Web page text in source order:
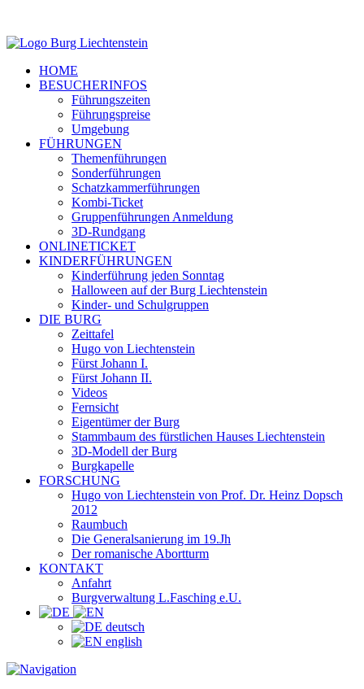
HOME
BESUCHERINFOS
Führungszeiten
Führungspreise
Umgebung
FÜHRUNGEN
Themenführungen
Sonderführungen
Schatzkammerführungen
Kombi-Ticket
Gruppenführungen Anmeldung
3D-Rundgang
ONLINETICKET
KINDERFÜHRUNGEN
Kinderführung jeden Sonntag
Halloween auf der Burg Liechtenstein
Kinder- und Schulgruppen
DIE BURG
Zeittafel
Hugo von Liechtenstein
Fürst Johann I.
Fürst Johann II.
Videos
Fernsicht
Eigentümer der Burg
Stammbaum des fürstlichen Hauses Liechtenstein
3D-Modell der Burg
Burgkapelle
FORSCHUNG
Hugo von Liechtenstein von Prof. Dr. Heinz Dopsch
2012
Raumbuch
Die Generalsanierung im 19.Jh
Der romanische Abortturm
KONTAKT
Anfahrt
Burgverwaltung L.Fasching e.U.
deutsch
english